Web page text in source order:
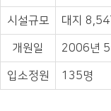
시설규모 대지
개원일 2006년 5
입소정원 135명